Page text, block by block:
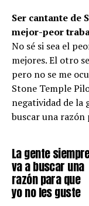
Ser cantante de
mejor-peor
No sé si sea el
mejores. El otro
pero no se me
Stone Temple
negatividad de la
buscar una razón
La gente
va a buscar una
razón para que
yo no les guste